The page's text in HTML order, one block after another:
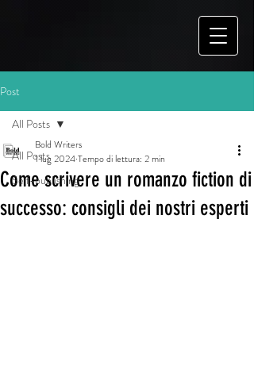
Post
All Posts
Self-publishing
All Posts
Come scrivere un romanzo fiction di
successo: consigli dei nostri esperti
Bold Writers
1 lug 2024Tempo di lettura: 2 min